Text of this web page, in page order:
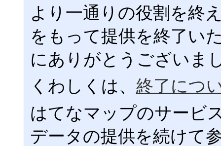
より一通りの役割を終
をもって提供を終了い
にありがとうございま
くわしくは、 終了につ
はてなマップのサービ
データの提供を続けて